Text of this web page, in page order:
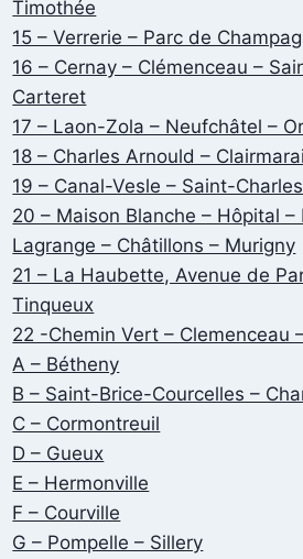
Timothée
15 – Verrerie – Parc de
16 – Cernay – Clémenceau –
Carteret
17 – Laon-Zola – Neufchâtel –
18 – Charles Arnould –
19 – Canal-Vesle – Saint-
20 – Maison Blanche – Hôpital
Lagrange – Châtillons – Murigny
21 – La Haubette, Avenue de
Tinqueux
22 -Chemin Vert – Clemenceau
A – Bétheny
B – Saint-Brice-Courcelles –
C – Cormontreuil
D – Gueux
E – Hermonville
F – Courville
G – Pompelle – Sillery